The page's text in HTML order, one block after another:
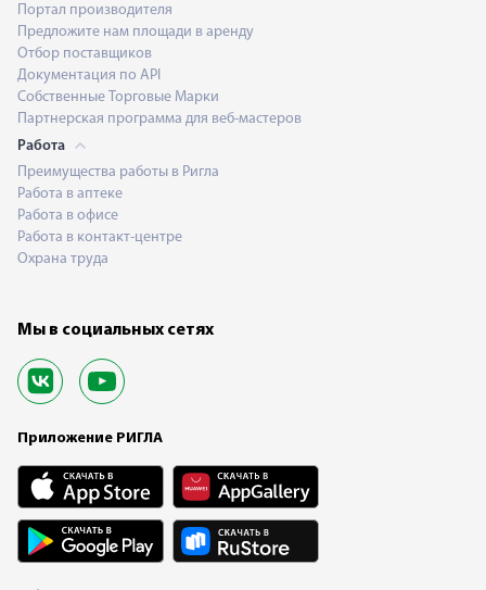
Портал производителя
Предложите нам площади в аренду
Отбор поставщиков
Документация по API
Собственные Торговые Марки
Партнерская программа для веб-мастеров
Работа
Преимущества работы в Ригла
Работа в аптеке
Работа в офисе
Работа в контакт-центре
Охрана труда
Мы в социальных сетях
Приложение РИГЛА